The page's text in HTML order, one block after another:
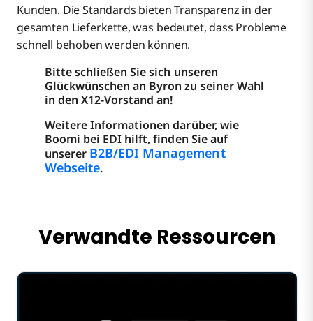
Kunden. Die Standards bieten Transparenz in der
gesamten Lieferkette, was bedeutet, dass Probleme
schnell behoben werden können.
Bitte schließen Sie sich unseren
Glückwünschen an Byron zu seiner Wahl
in den X12-Vorstand an!
Weitere Informationen darüber, wie
Boomi bei EDI hilft, finden Sie auf
unserer B2B/EDI Management
Webseite.
Verwandte Ressourcen